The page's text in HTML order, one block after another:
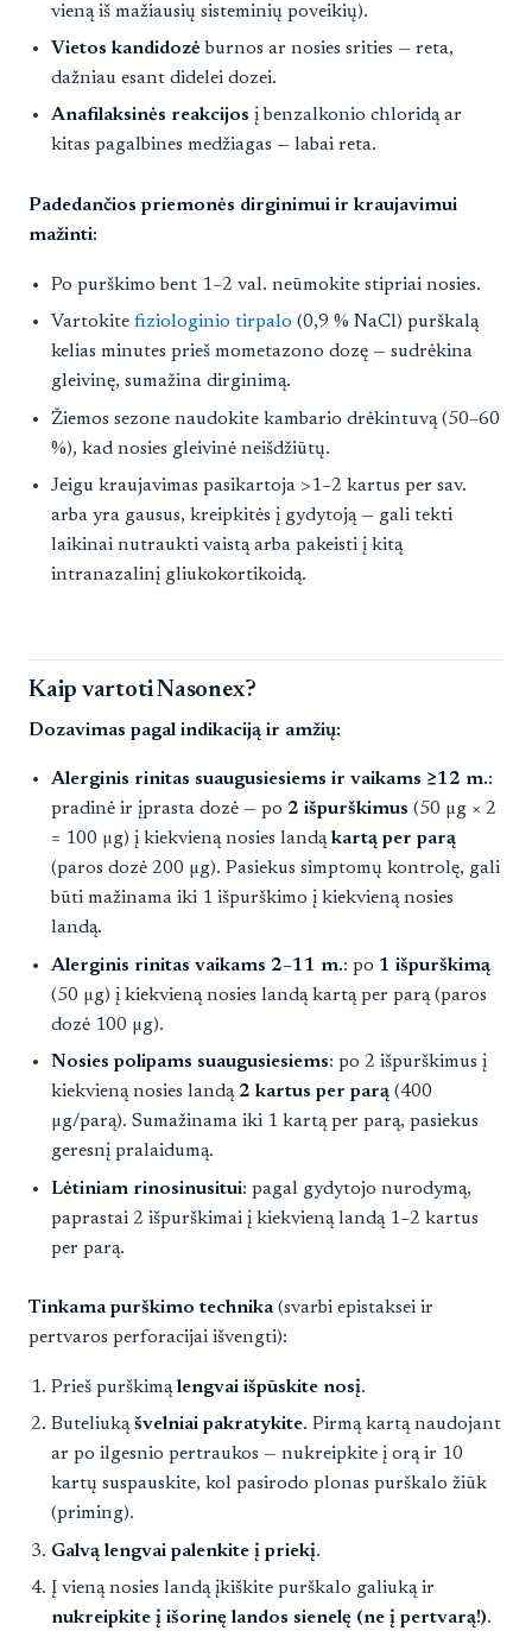
vieną iš mažiausių sisteminių poveikių).
Vietos kandidozė burnos ar nosies srities — reta,
dažniau esant didelei dozei.
Anafilaksinės reakcijos į benzalkonio chloridą ar
kitas pagalbines medžiagas — labai reta.
Padedančios priemonės dirginimui ir kraujavimui
mažinti:
Po purškimo bent 1–2 val. neūmokite stipriai nosies.
Vartokitefiziologinio tirpalo (0,9 % NaCl) purškalą
kelias minutes prieš mometazono dozę — sudrėkina
gleivinę, sumažina dirginimą.
Žiemos sezone naudokite kambario drėkintuvą (50–60
%), kad nosies gleivinė neišdžiūtų.
Jeigu kraujavimas pasikartoja >1–2 kartus per sav.
arba yra gausus, kreipkitės į gydytoją — gali tekti
laikinai nutraukti vaistą arba pakeisti į kitą
intranazalinį gliukokortikoidą.
Kaip vartoti Nasonex?
Dozavimas pagal indikaciją ir amžių:
Alerginis rinitas suaugusiesiems ir vaikams ≥12 m.:
pradinė ir įprasta dozė — po 2 išpurškimus (50 µg × 2
= 100 µg) į kiekvieną nosies landąkartą per parą
(paros dozė 200 µg). Pasiekus simptomų kontrolę, gali
būti mažinama iki 1 išpurškimo į kiekvieną nosies
landą.
Alerginis rinitas vaikams 2–11 m.: po 1 išpurškimą
(50 µg) į kiekvieną nosies landą kartą per parą (paros
dozė 100 µg).
Nosies polipams suaugusiesiems: po 2 išpurškimus į
kiekvieną nosies landą 2 kartus per parą (400
µg/parą). Sumažinama iki 1 kartą per parą, pasiekus
geresnį pralaidumą.
Lėtiniam rinosinusitui: pagal gydytojo nurodymą,
paprastai 2 išpurškimai į kiekvieną landą 1–2 kartus
per parą.
Tinkama purškimo technika(svarbi epistaksei ir
pertvaros perforacijai išvengti):
Prieš purškimąlengvai išpūskite nosį.
Buteliukąšvelniai pakratykite. Pirmą kartą naudojant
ar po ilgesnio pertraukos — nukreipkite į orą ir 10
kartų suspauskite, kol pasirodo plonas purškalo žiūk
(priming).
Galvą lengvai palenkite į priekį.
Į vieną nosies landą įkiškite purškalo galiuką ir
nukreipkite į išorinę landos sienelę (ne į pertvarą!).